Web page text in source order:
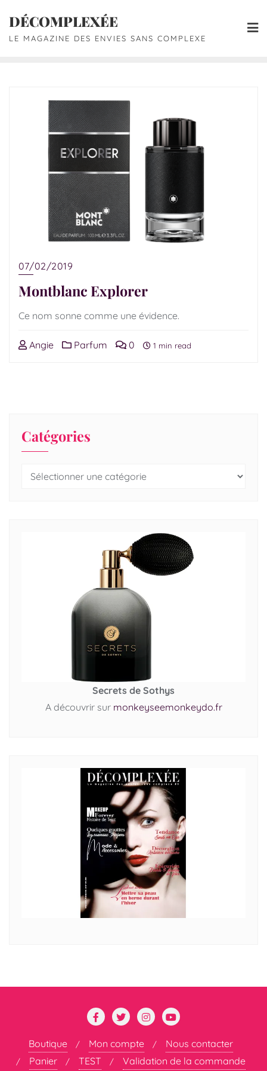
DÉCOMPLEXÉE
LE MAGAZINE DES ENVIES SANS COMPLEXE
07/02/2019
Montblanc Explorer
Ce nom sonne comme une évidence.
Angie Parfum 0 1 min read
Catégories
Secrets de Sothys
A découvrir sur monkeyseemonkeydo.fr
Boutique Mon compte
Nous contacter
Panier
TEST Validation de la commande